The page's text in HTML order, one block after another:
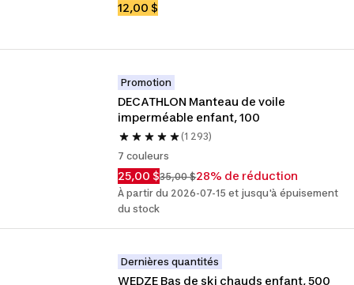
12,00 $
Promotion
DECATHLON Manteau de voile
imperméable enfant, 100
(1 293)
7 couleurs
25,00 $35,00 $28% de réduction
À partir du 2026-07-15 et jusqu'à épuisement
du stock
Dernières quantités
WEDZE Bas de ski chauds enfant, 500